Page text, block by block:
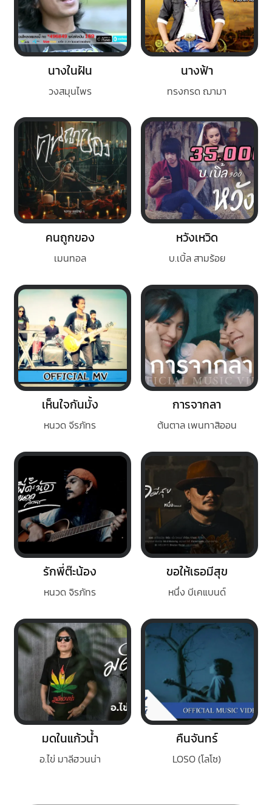
นางในฝัน
วงสมุนไพร
นางฟ้า
ทรงกรด ฌามา
คนถูกของ
เมนทอล
หวังเหวิด
บ.เบิ้ล สามร้อย
เห็นใจกันมั้ง
หนวด จีรภัทร
การจากลา
ต้นตาล เพนทาสิออน
รักพี่ต๊ะน้อง
หนวด จิรภัทร
ขอให้เธอมีสุข
หนึ่ง บีเคแบนด์
มดในแก้วน้ำ
อ.ไข่ มาลีฮวนน่า
คืนจันทร์
LOSO (โลโซ)